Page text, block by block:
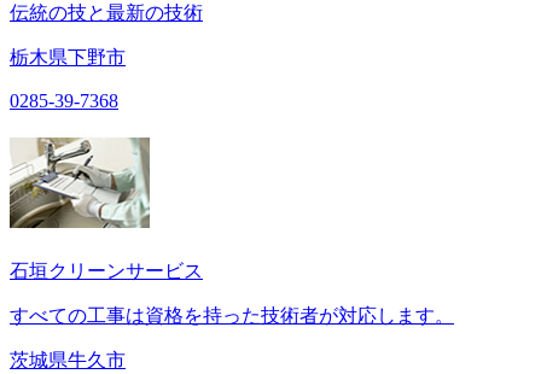
伝統の技と最新の技術
栃木県下野市
0285-39-7368
石垣クリーンサービス
すべての工事は資格を持った技術者が対応します。
茨城県牛久市